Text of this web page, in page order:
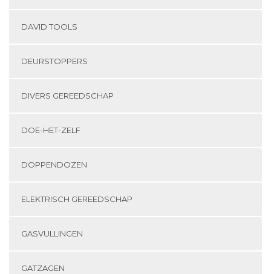
DAVID TOOLS
DEURSTOPPERS
DIVERS GEREEDSCHAP
DOE-HET-ZELF
DOPPENDOZEN
ELEKTRISCH GEREEDSCHAP
GASVULLINGEN
GATZAGEN